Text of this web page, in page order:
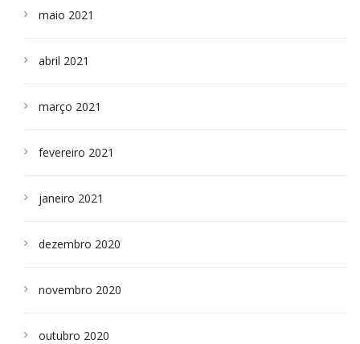
maio 2021
abril 2021
março 2021
fevereiro 2021
janeiro 2021
dezembro 2020
novembro 2020
outubro 2020